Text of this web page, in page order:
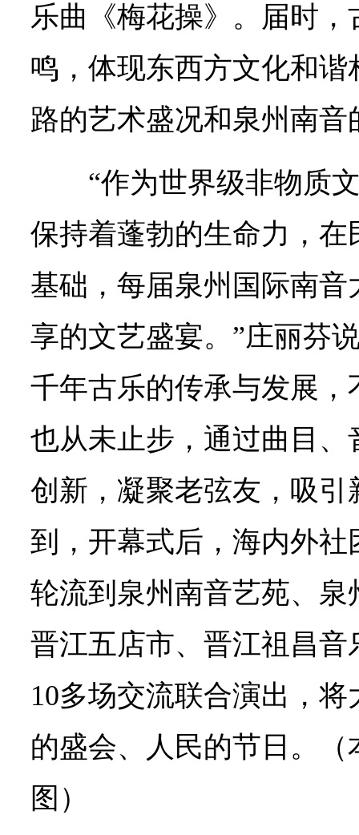
乐曲《梅花操》。届时
鸣，体现东西方文化和
路的艺术盛况和泉州南音
“作为世界级非物质
保持着蓬勃的生命力，
基础，每届泉州国际南
享的文艺盛宴。”庄丽芬
千年古乐的传承与发展
也从未止步，通过曲目
创新，凝聚老弦友，吸
到，开幕式后，海内外
轮流到泉州南音艺苑、
晋江五店市、晋江祖昌
10多场交流联合演出，
的盛会、人民的节日。
图）